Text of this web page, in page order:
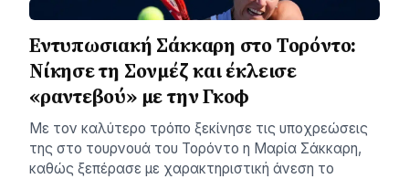
Εντυπωσιακή Σάκκαρη στο Τορόντο:
Νίκησε τη Σονμέζ και έκλεισε
«ραντεβού» με την Γκοφ
Με τον καλύτερο τρόπο ξεκίνησε τις υποχρεώσεις
της στο τουρνουά του Τορόντο η Μαρία Σάκκαρη,
καθώς ξεπέρασε με χαρακτηριστική άνεση το